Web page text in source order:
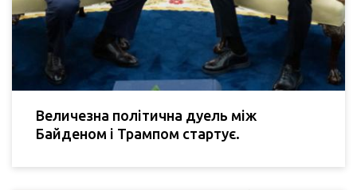
Величезна політична дуель між
Байденом і Трампом стартує.